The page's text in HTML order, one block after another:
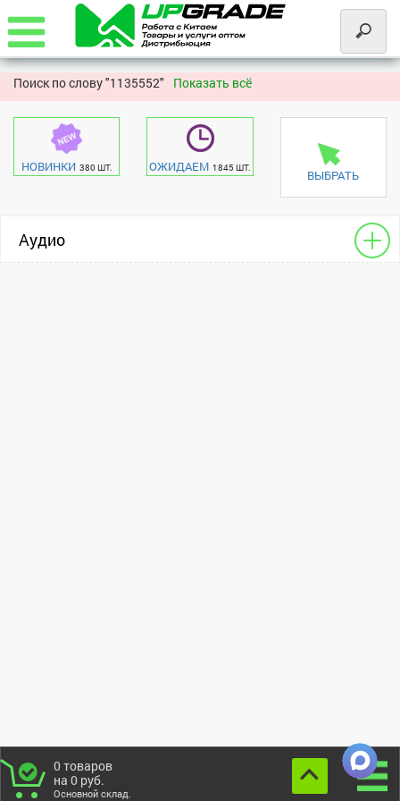
Поиск по слову "1135552" Показать всё
НОВИНКИ 380 ШТ. ОЖИДАЕМ 1845 ШТ. ВЫБРАТЬ
Аудио
0 товаров
на 0 руб.
Основной склад.